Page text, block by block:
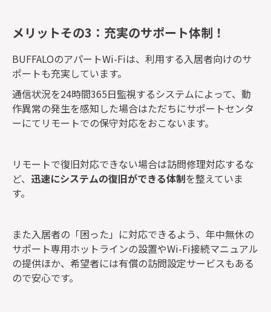
メリットその3：充実のサポート体制！
BUFFALOのアパートWi-Fiは、利用する入居者向けのサ
ポートも充実しています。
通信状況を24時間365日監視するシステムによって、動
作異常の発生を感知した場合はただちにサポートセンタ
ーにてリモートでの保守対応をおこないます。
リモートで復旧対応できない場合は訪問修理対応するな
ど、 迅速にシステムの復旧ができる体制を整えていま
す。
また入居者の「困った」に対応できるよう、年中無休の
サポート専用ホットラインの設置やWi-Fi接続マニュアル
の提供ほか、希望者には有償の訪問設定サービスもある
ので安心です。